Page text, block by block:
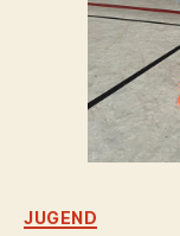
Kategorien
JUGEND